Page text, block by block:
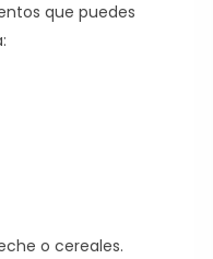
que puedes
o cereales.